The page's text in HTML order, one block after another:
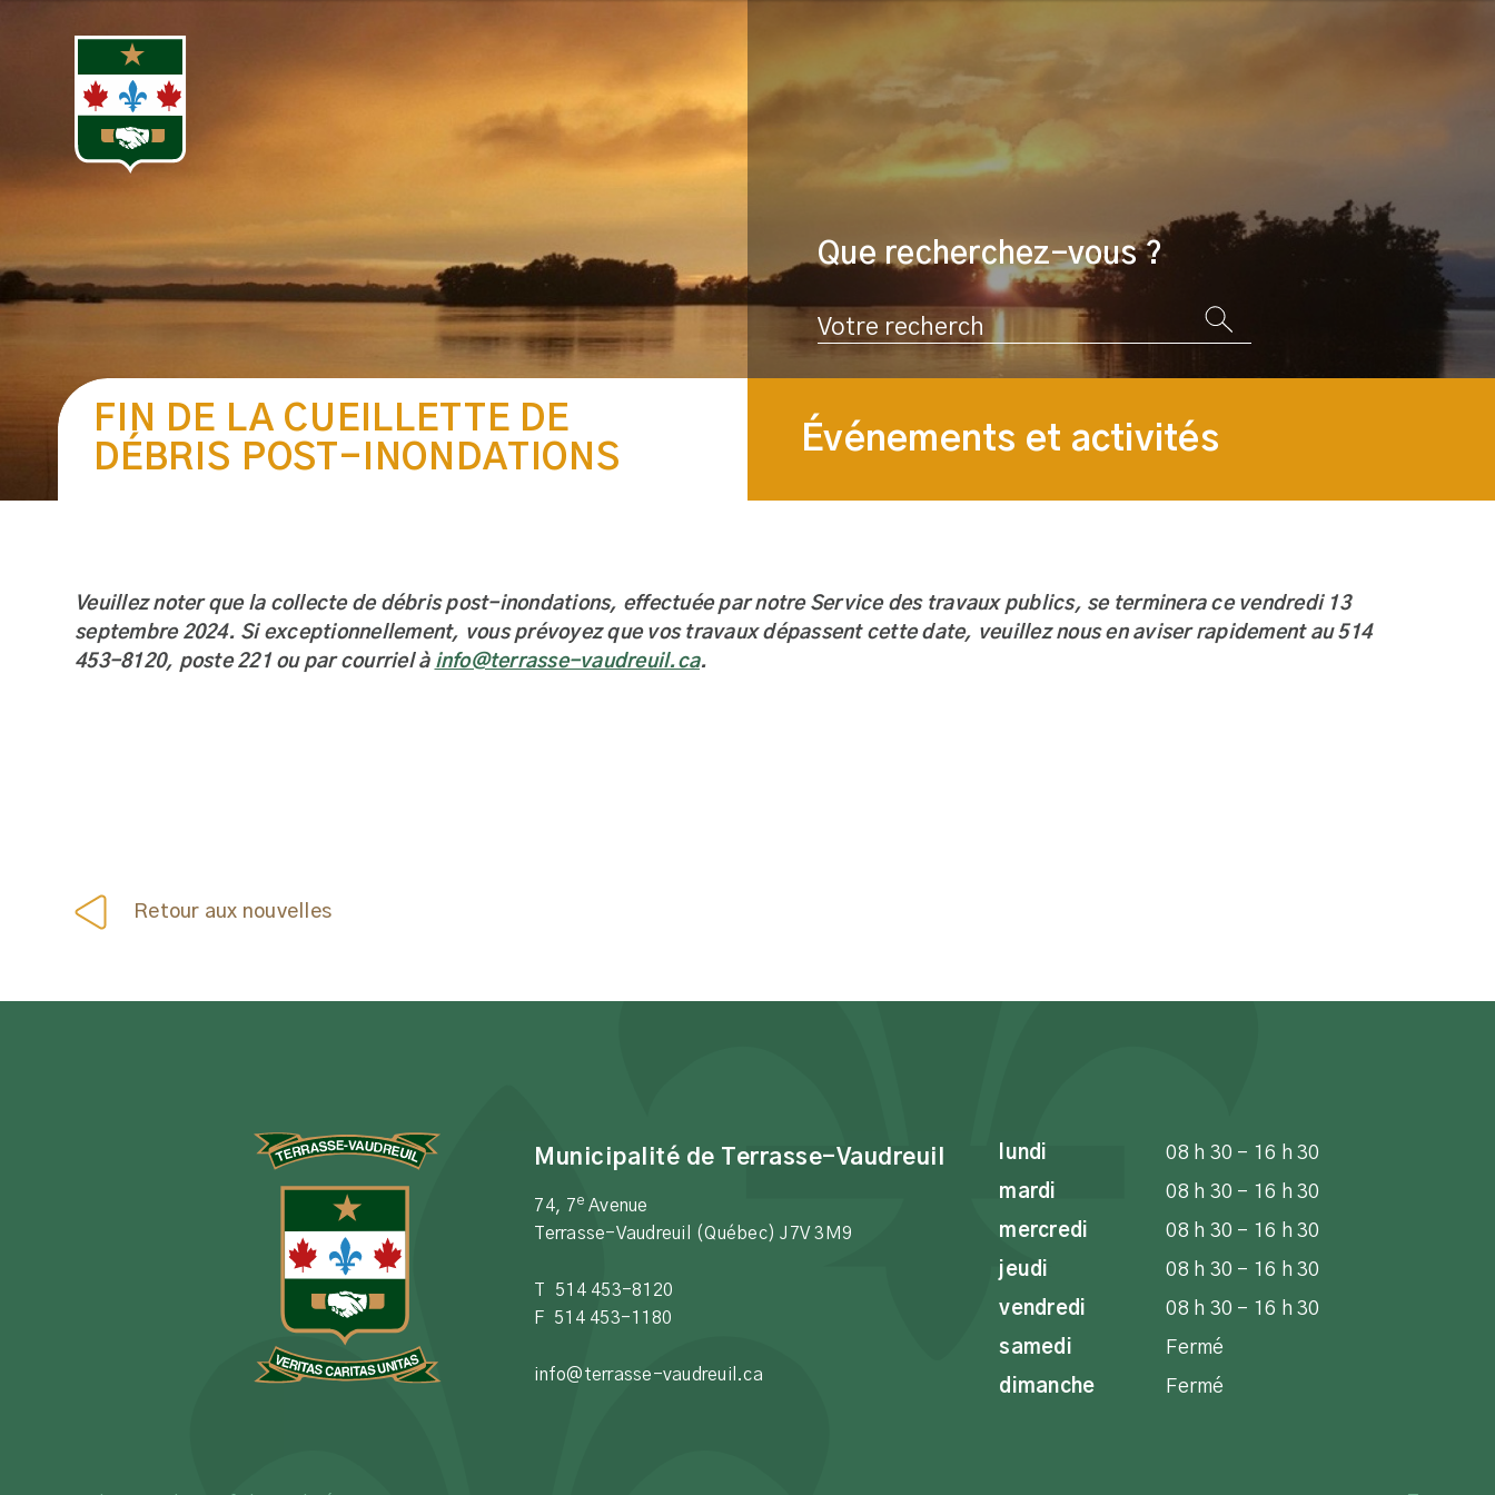
FIN DE LA CUEILLETTE DE
DÉBRIS POST-INONDATIONS
Que recherchez-vous ?
Rechercher
Événements et activités
Veuillez noter que la collecte de débris post-inondations, effectuée par notre Service des travaux publics, se terminera ce vendredi 13
septembre 2024. Si exceptionnellement, vous prévoyez que vos travaux dépassent cette date, veuillez nous en aviser rapidement au 514
453-8120, poste 221 ou par courriel à info@terrasse-vaudreuil.ca.
Retour aux nouvelles
Municipalité de Terrasse-Vaudreuil
74, 7eAvenue
Terrasse-Vaudreuil (Québec) J7V 3M9
T 514 453-8120
F 514 453-1180
info@terrasse-vaudreuil.ca
lundi
08 h 30 - 16 h 30
mardi
08 h 30 - 16 h 30
mercredi
08 h 30 - 16 h 30
jeudi
08 h 30 - 16 h 30
vendredi
08 h 30 - 16 h 30
samedi
Fermé
dimanche
Fermé